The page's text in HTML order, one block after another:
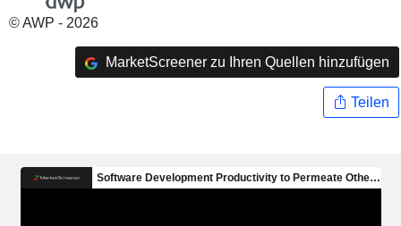
© AWP - 2026
MarketScreener zu Ihren Quellen hinzufügen
Teilen